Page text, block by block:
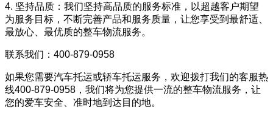
4. 坚持品质：我们坚持高品质的服务标准，以超越客户期望
为服务目标，不断完善产品和服务质量，让您享受到最舒适、
最放心、最优质的整车物流服务。
联系我们：400-879-0958
如果您需要汽车托运或轿车托运服务，欢迎拨打我们的客服热
线400-879-0958，我们将为您提供一流的整车物流服务，让
您的爱车安全、准时地到达目的地。